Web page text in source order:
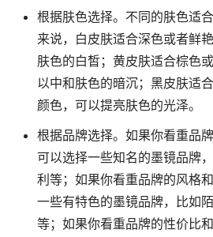
根据肤色选择。不同的肤色适
来说，白皮肤适合深色或者鲜
肤色的白皙；黄皮肤适合棕色
以中和肤色的暗沉；黑皮肤适
颜色，可以提亮肤色的光泽。
根据品牌选择。如果你看重品
可以选择一些知名的墨镜品牌
利等；如果你看重品牌的风格
一些有特色的墨镜品牌，比如
等；如果你看重品牌的性价比